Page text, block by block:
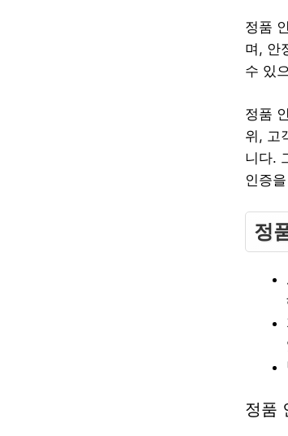
정품
며, 안
수 있
정품
위, 고
니다.
인증
정
정품